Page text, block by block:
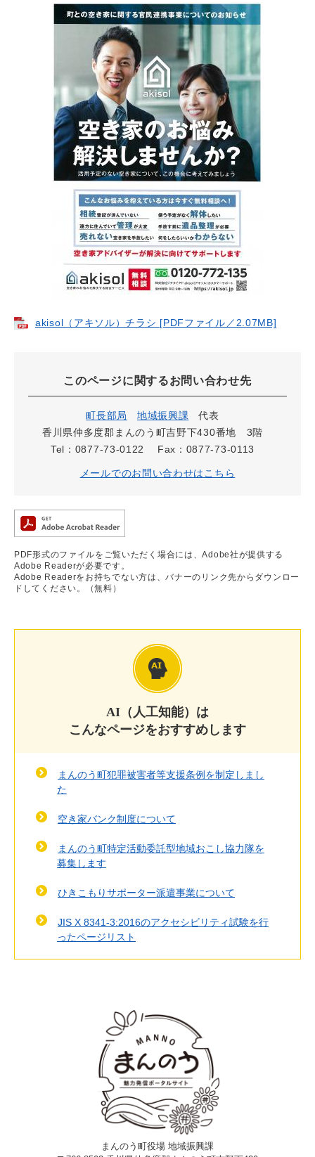
akisol（アキソル）チラシ [PDFファイル／2.07MB]
このページに関するお問い合わせ先
町長部局 地域振興課
代表
香川県仲多度郡まんのう町吉野下430番地 3階
Tel：0877-73-0122
Fax：0877-73-0113
メールでのお問い合わせはこちら
PDF形式のファイルをご覧いただく場合には、Adobe社が提供する
Adobe Readerが必要です。
Adobe Readerをお持ちでない方は、バナーのリンク先からダウンロー
ドしてください。（無料）
AI（人工知能）は
こんなページをおすすめします
まんのう町犯罪被害者等支援条例を制定しまし
た
空き家バンク制度について
まんのう町特定活動委託型地域おこし協力隊を
募集します
ひきこもりサポーター派遣事業について
JIS X 8341-3:2016のアクセシビリティ試験を行
ったページリスト
まんのう町役場 地域振興課